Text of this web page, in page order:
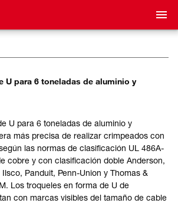
U para 6 toneladas de aluminio y
U para 6 toneladas de aluminio y
más precisa de realizar crimpeados con
las normas de clasificación UL 486A-
cobre y con clasificación doble Anderson,
Panduit, Penn-Union y Thomas &
Los troqueles en forma de U de
con marcas visibles del tamaño de cable